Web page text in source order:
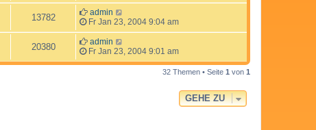
13782
admin
Fr Jan 23, 2004 9:04 am
20380
admin
Fr Jan 23, 2004 9:01 am
32 Themen • Seite 1 von 1
GEHE ZU